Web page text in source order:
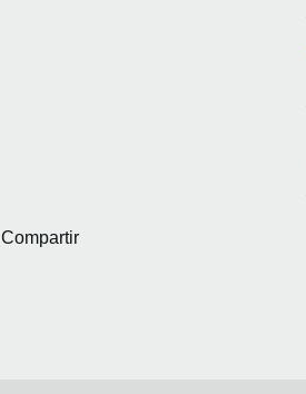
Compartir